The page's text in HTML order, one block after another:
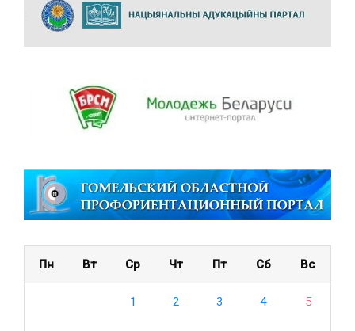
Пн Вт Ср Чт Пт Сб Вс
1 2 3 4 5